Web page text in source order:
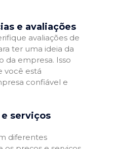
e avaliações
avaliações de
ter uma ideia da
da empresa. Isso
você está
confiável e
serviços
diferentes